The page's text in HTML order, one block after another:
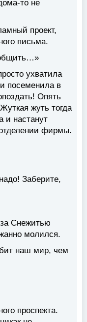
то не
проект,
письма.
ухватила
посеменила в
Опять
жуть тогда
и настанут
фирмы.
Заберите,
за Снежитью
молился.
наш мир, чем
проспекта.